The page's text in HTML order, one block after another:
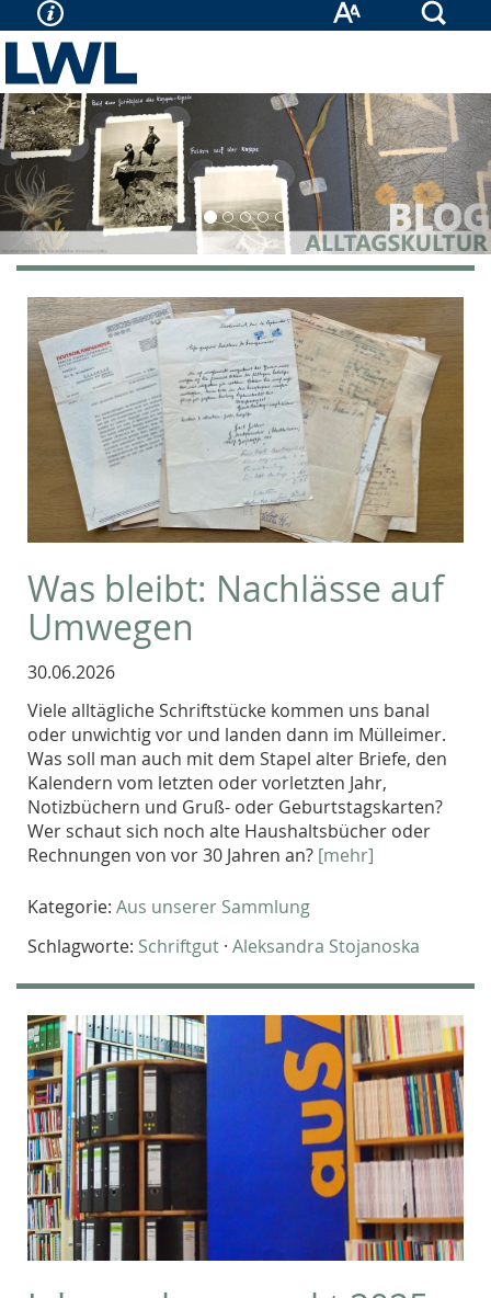
Vorherige
Was bleibt: Nachlässe auf
Umwegen
30.06.2026
Viele alltägliche Schriftstücke kommen uns banal
oder unwichtig vor und landen dann im Mülleimer.
Was soll man auch mit dem Stapel alter Briefe, den
Kalendern vom letzten oder vorletzten Jahr,
Notizbüchern und Gruß- oder Geburtstagskarten?
Wer schaut sich noch alte Haushaltsbücher oder
Rechnungen von vor 30 Jahren an? [mehr]
Kategorie: Aus unserer Sammlung
Schlagworte: Schriftgut · Aleksandra Stojanoska